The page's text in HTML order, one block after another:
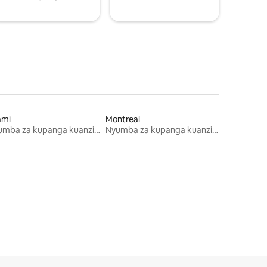
Nyumba za kupanga kuanzia mwezi mmoja
Montreal
Nyumba za kupanga kuanzia mwezi mmoja